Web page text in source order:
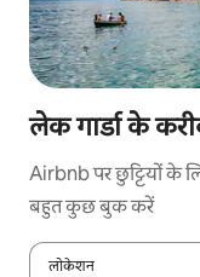
लेक गार्डा के
Airbnb पर छुट्टियों के
बहुत कुछ बुक करें
लोकेशन